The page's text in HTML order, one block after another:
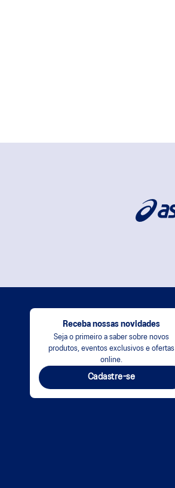
Receba nossas novidades
Seja o primeiro a saber sobre novos
produtos, eventos exclusivos e ofertas
online.
Cadastre-se